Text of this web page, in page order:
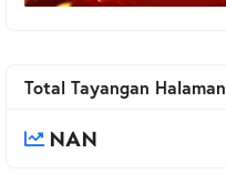
Total Tayangan Halaman
NAN